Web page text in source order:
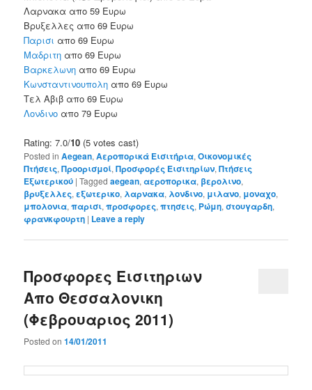
Λαρνακα απο 59 Ευρω
Βρυξελλες απο 69 Ευρω
Παρισι απο 69 Ευρω
Μαδριτη απο 69 Ευρω
Βαρκελωνη απο 69 Ευρω
Κωνσταντινουπολη απο 69 Ευρω
Τελ Αβιβ απο 69 Ευρω
Λονδινο απο 79 Ευρω
Rating: 7.0/10 (5 votes cast)
Posted in Aegean,Αεροπορικά Εισιτήρια,Οικονομικές
Πτήσεις,Προορισμοί,Προσφορές Εισιτηρίων,Πτήσεις
Εξωτερικού |Tagged aegean,αεροπορικα, βερολινο,
βρυξελλες,εξωτερικο, λαρνακα, λονδινο, μιλανο, μοναχο,
μπολονια,παρισι,προσφορες,πτησεις, Ρώμη,στουγαρδη,
φρανκφουρτη | Leave a reply
Προσφορες Εισιτηριων
Απο Θεσσαλονικη
(Φεβρουαριος 2011)
Posted on14/01/2011